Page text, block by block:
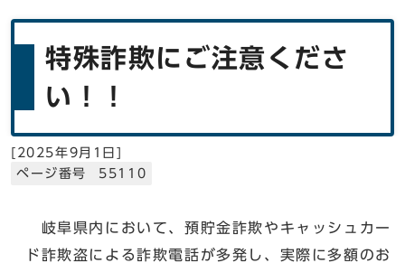
特殊詐欺にご注意くださ
い！！
[ 2025年9月1日]
ページ番号 55110
岐阜県内において、預貯金詐欺やキャッシュカー
ド詐欺盗による詐欺電話が多発し、実際に多額のお